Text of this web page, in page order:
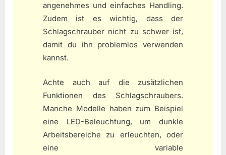
angenehmes und einfaches Handling.
Zudem ist es wichtig, dass der
Schlagschrauber nicht zu schwer ist,
damit du ihn problemlos verwenden
kannst.
Achte auch auf die zusätzlichen
Funktionen des Schlagschraubers.
Manche Modelle haben zum Beispiel
eine LED-Beleuchtung, um dunkle
Arbeitsbereiche zu erleuchten, oder
eine variable